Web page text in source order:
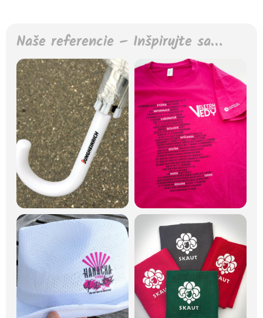
Naše referencie – Inšpirujte sa…